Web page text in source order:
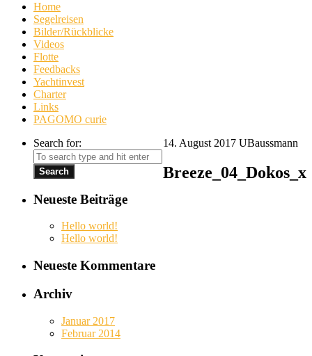
Home
Segelreisen
Bilder/Rückblicke
Videos
Flotte
Feedbacks
Yachtinvest
Charter
Links
PAGOMO curie
14. August 2017 UBaussmann
Breeze_04_Dokos_x
Search for:
Neueste Beiträge
Hello world!
Hello world!
Neueste Kommentare
Archiv
Januar 2017
Februar 2014